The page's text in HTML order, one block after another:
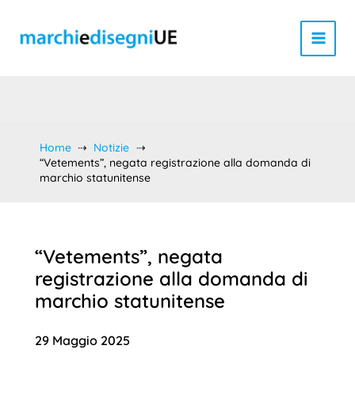
contenuto
Home
Notizie
“Vetements”, negata registrazione alla domanda di
marchio statunitense
“Vetements”, negata
registrazione alla domanda di
marchio statunitense
29 Maggio 2025